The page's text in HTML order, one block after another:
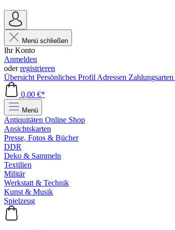
Menü schließen
Ihr Konto
Anmelden
oderregistrieren
Übersicht Persönliches Profil Adressen Zahlungsarten
0,00 €*
Menü
Antiquitäten Online Shop
Ansichtskarten
Presse, Fotos & Bücher
DDR
Deko & Sammeln
Textilien
Militär
Werkstatt & Technik
Kunst & Musik
Spielzeug